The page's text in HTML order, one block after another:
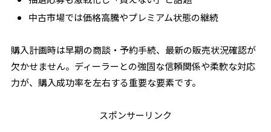
中古市場では価格高騰やプレミアム状態の継続
購入計画時は早期の商談・予約手続、最新の販売状況確認が
欠かせません。ディーラーとの強固な信頼関係や柔軟な対応
力が、購入成功率を左右する重要な要素です。
スポンサーリンク